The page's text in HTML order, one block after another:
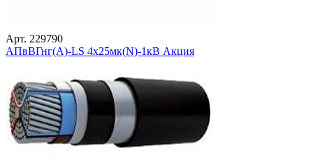
Арт. 229790
АПвВГнг(А)-LS 4х25мк(N)-1кВ Акция